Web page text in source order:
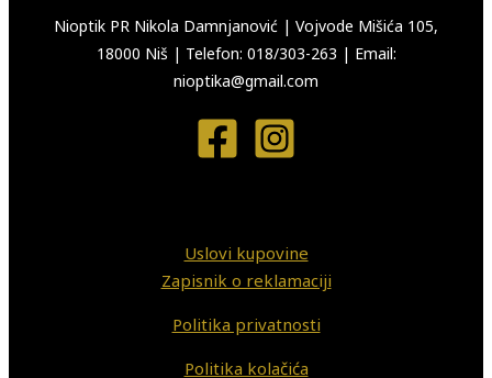
Nioptik PR Nikola Damnjanović | Vojvode Mišića 105,
18000 Niš | Telefon: 018/303-263 | Email:
nioptika@gmail.com
Uslovi kupovine
Zapisnik o reklamaciji
Politika privatnosti
Politika kolačića